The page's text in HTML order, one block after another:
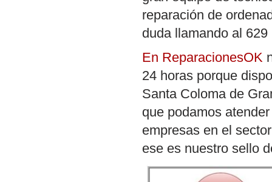
reparación de
duda llamando al
En ReparacionesOK
24 horas porque
Santa Coloma de
que podamos
empresas en el
ese es nuestro sello